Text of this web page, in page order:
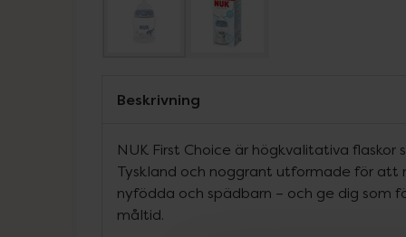
Beskrivning
NUK First Choice är högkvalitativa flaskor
Tyskland och noggrant utformade för att
nyfödda och spädbarn – och ge dig som
måltid.